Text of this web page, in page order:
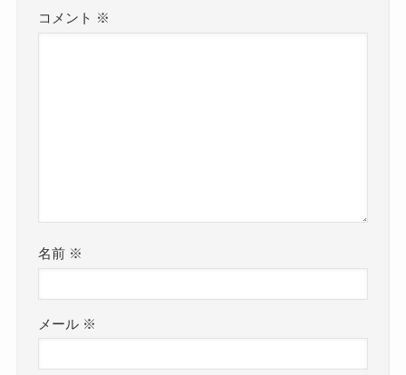
コメント ※
名前 ※
メール ※